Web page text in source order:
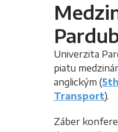
Univerzita
piatu
anglickým (
Transport).
Záber